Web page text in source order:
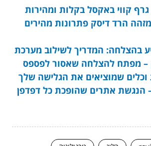
קווי באקסל בקלות ומהירות
הרד דיסק פתרונות מהירים
בהצלחה: המדריך לשילוב מערכת
וכלים שמוציאים את הגלישה שלך
הנגשת אתרים שהופכת כל דפדפן